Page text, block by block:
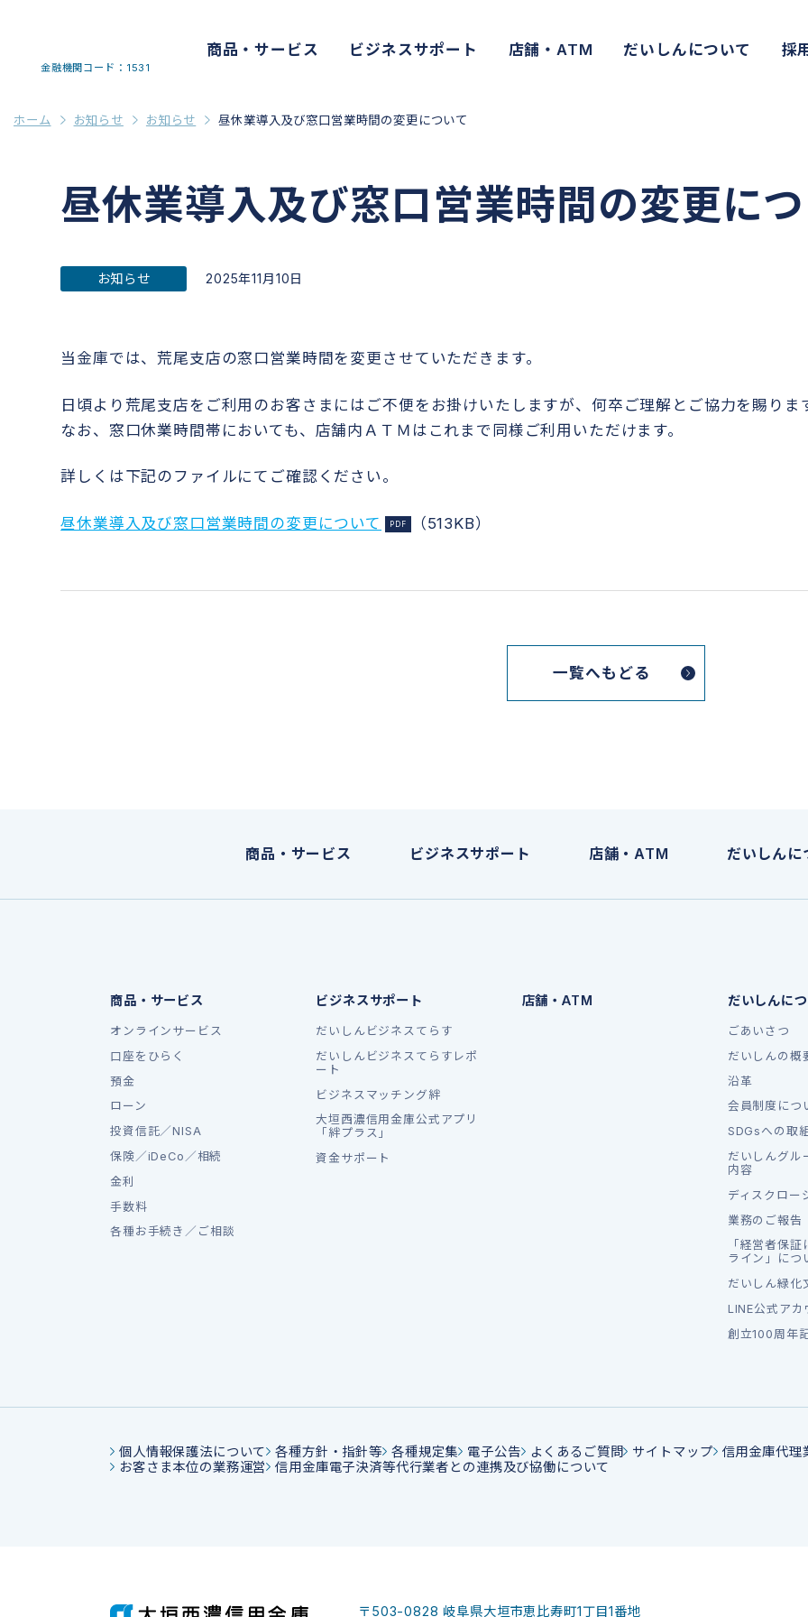
金融機関コード：1531
商品・サービス ビジネスサポート 店舗・ATM だいしんについて 採
ホーム お知らせ お知らせ 昼休業導入及び窓口営業時間の変更について
昼休業導入及び窓口営業時間の変更に
お知らせ 2025年11月10日
当金庫では、荒尾支店の窓口営業時間を変更させていただきます。
日頃より荒尾支店をご利用のお客さまにはご不便をお掛けいたしますが、何卒ご理解とご協力を賜りま
なお、窓口休業時間帯においても、店舗内ＡＴＭはこれまで同様ご利用いただけます。
詳しくは下記のファイルにてご確認ください。
昼休業導入及び窓口営業時間の変更について （513KB）
一覧へもどる
商品・サービス ビジネスサポート 店舗・ATM だいしんに
商品・サービス
オンラインサービス
口座をひらく
預金
ローン
投資信託／NISA
保険／iDeCo／相続
金利
手数料
各種お手続き／ご相談
ビジネスサポート
だいしんビジネスてらす
だいしんビジネスてらすレポ
ート
ビジネスマッチング絆
大垣西濃信用金庫公式アプリ
「絆プラス」
資金サポート
店舗・ATM だいしんに
ごあいさつ
だいしんの概
沿革
会員制度につ
SDGsへの取
だいしんグル
内容
ディスクロー
業務のご報告
「経営者保
ライン」につ
だいしん緑化
LINE公式アカ
創立100周年
個人情報保護法について 各種方針・指針等 各種規定集 電子公告 よくあるご質問 サイトマップ 信用金庫代理
お客さま本位の業務運営 信用金庫電子決済等代行業者との連携及び協働について
〒503-0828 岐阜県大垣市恵比寿町1丁目1番地